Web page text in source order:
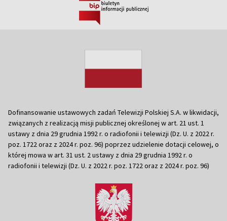
Dofinansowanie ustawowych zadań Telewizji Polskiej S.A. w likwidacji,
związanych z realizacją misji publicznej określonej w art. 21 ust. 1
ustawy z dnia 29 grudnia 1992 r. o radiofonii i telewizji (Dz. U. z 2022 r.
poz. 1722 oraz z 2024 r. poz. 96) poprzez udzielenie dotacji celowej, o
której mowa w art. 31 ust. 2 ustawy z dnia 29 grudnia 1992 r. o
radiofonii i telewizji (Dz. U. z 2022 r. poz. 1722 oraz z 2024 r. poz. 96)